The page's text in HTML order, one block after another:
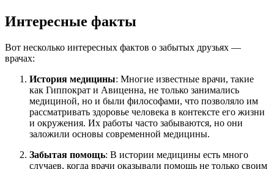
Интересные факты
Вот несколько интересных фактов о забытых друзьях —
врачах:
История медицины: Многие известные врачи, такие
как Гиппократ и Авиценна, не только занимались
медициной, но и были философами, что позволяло им
рассматривать здоровье человека в контексте его жизни
и окружения. Их работы часто забываются, но они
заложили основы современной медицины.
Забытая помощь: В истории медицины есть много
случаев, когда врачи оказывали помощь не только своим